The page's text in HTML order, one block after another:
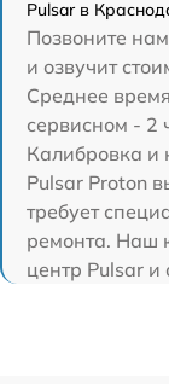
Pulsar в
Позвоните
и озвучит
Среднее
сервисном - 2
Калибровка и
Pulsar Proton
требует
ремонта. Наш
центр Pulsar и